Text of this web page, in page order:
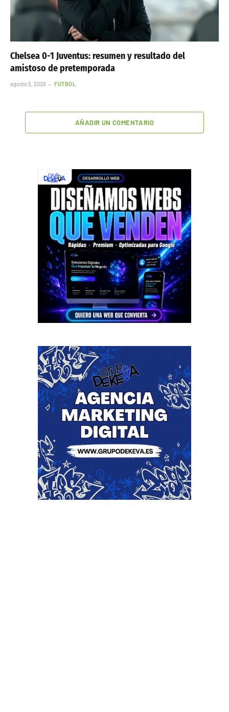
Chelsea 0-1 Juventus: resumen y resultado del
amistoso de pretemporada
agosto 5, 2026 FÚTBOL
AÑADIR UN COMENTARIO